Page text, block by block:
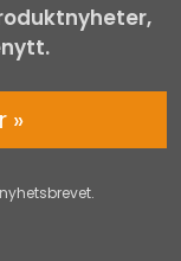
nyhetsbrevet.
»